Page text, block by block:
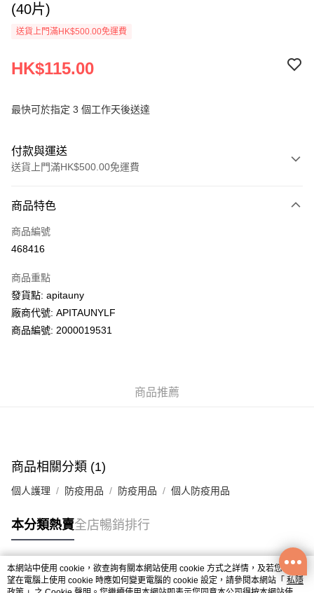
(40片)
送貨上門滿HK$500.00免運費
HK$115.00
最快可於指定 3 個工作天後送達
付款與運送
送貨上門滿HK$500.00免運費
信用卡
AlipayHK
WeChat Pay
送貨方式
每筆HK$50.00，滿HK$200.00或以上免運費
UNY 門市自取
商品特色
商品編號
468416
商品重點
發貨點: apitauny
廠商代號: APITAUNYLF
商品編號: 2000019531
商品推薦
商品相關分類 (1)
個人護理 防疫用品 防疫用品 個人防疫用品
本分類熱賣全店暢銷排行
熱門標籤
本網站中使用 cookie，欲查詢有關本網站使用 cookie 方式之詳情，及若您不希
望在電腦上使用 cookie 時應如何變更電腦的 cookie 設定，請參閱本網站「 私隱